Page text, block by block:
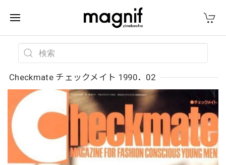
Checkmate チェックメイト 1990．02